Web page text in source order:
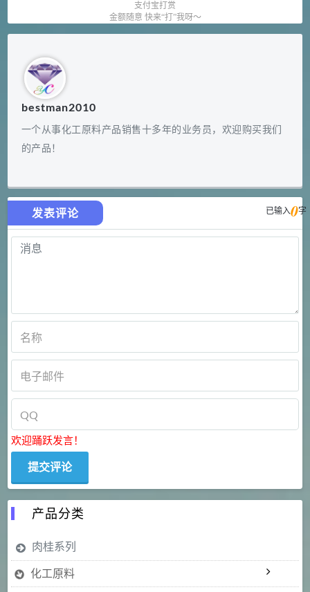
支付宝打赏
金额随意 快来“打”我呀～
bestman2010
一个从事化工原料产品销售十多年的业务员，欢迎购买我们
的产品！
发表评论 已输入0字
欢迎踊跃发言！
产品分类
肉桂系列
化工原料